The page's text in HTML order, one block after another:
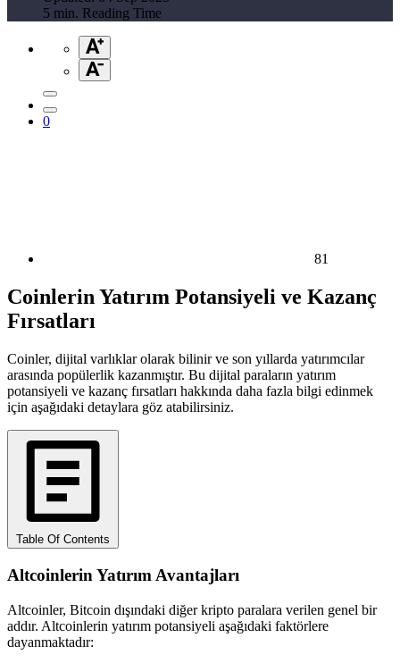
5 min. Reading Time
0
81
Coinlerin Yatırım Potansiyeli ve Kazanç
Fırsatları
Coinler, dijital varlıklar olarak bilinir ve son yıllarda yatırımcılar
arasında popülerlik kazanmıştır. Bu dijital paraların yatırım
potansiyeli ve kazanç fırsatları hakkında daha fazla bilgi edinmek
için aşağıdaki detaylara göz atabilirsiniz.
Table Of Contents
Altcoinlerin Yatırım Avantajları
Altcoinler, Bitcoin dışındaki diğer kripto paralara verilen genel bir
addır. Altcoinlerin yatırım potansiyeli aşağıdaki faktörlere
dayanmaktadır: